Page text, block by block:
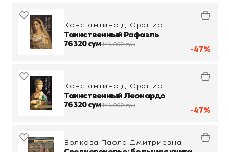
-47%
Константино д`Орацио
Таинственный Рафаэль
76 320 сум144 000 сум
-47%
Константино д`Орацио
Таинственный Леонардо
76 320 сум144 000 сум
Волкова Паола Дмитриевна